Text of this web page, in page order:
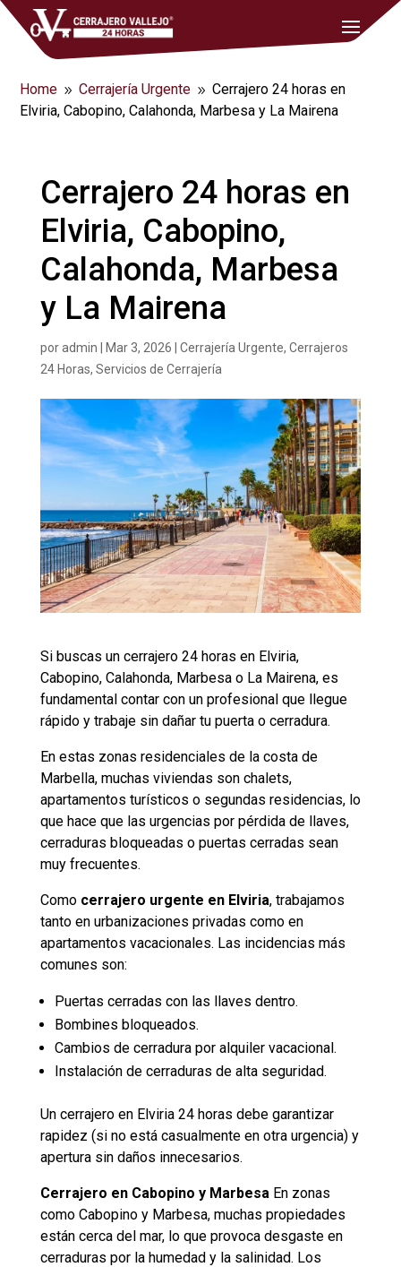
Home 9 Cerrajería Urgente 9 Cerrajero 24 horas en
Elviria, Cabopino, Calahonda, Marbesa y La Mairena
Cerrajero 24 horas en
Elviria, Cabopino,
Calahonda, Marbesa
y La Mairena
poradmin Mar 3, 2026 Cerrajería Urgente, Cerrajeros
24 Horas, Servicios de Cerrajería
Si buscas un cerrajero 24 horas en Elviria,
Cabopino, Calahonda, Marbesa o La Mairena, es
fundamental contar con un profesional que llegue
rápido y trabaje sin dañar tu puerta o cerradura.
En estas zonas residenciales de la costa de
Marbella, muchas viviendas son chalets,
apartamentos turísticos o segundas residencias, lo
que hace que las urgencias por pérdida de llaves,
cerraduras bloqueadas o puertas cerradas sean
muy frecuentes.
Como cerrajero urgente en Elviria, trabajamos
tanto en urbanizaciones privadas como en
apartamentos vacacionales. Las incidencias más
comunes son:
Puertas cerradas con las llaves dentro.
Bombines bloqueados.
Cambios de cerradura por alquiler vacacional.
Instalación de cerraduras de alta seguridad.
Un cerrajero en Elviria 24 horas debe garantizar
rapidez (si no está casualmente en otra urgencia) y
apertura sin daños innecesarios.
Cerrajero en Cabopino y MarbesaEn zonas
como Cabopino y Marbesa, muchas propiedades
están cerca del mar, lo que provoca desgaste en
cerraduras por la humedad y la salinidad. Los